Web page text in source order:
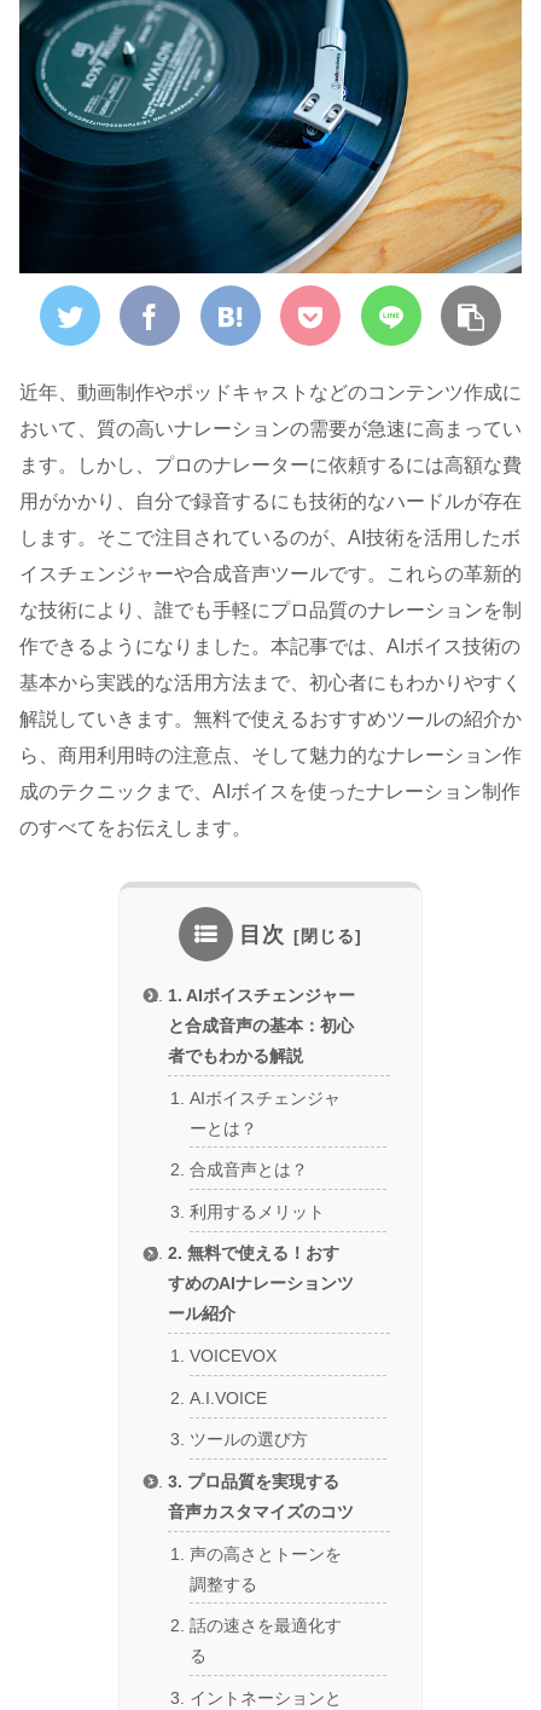
近年、動画制作やポッドキャストなどのコンテンツ作成に
おいて、質の高いナレーションの需要が急速に高まってい
ます。しかし、プロのナレーターに依頼するには高額な費
用がかかり、自分で録音するにも技術的なハードルが存在
します。そこで注目されているのが、AI技術を活用したボ
イスチェンジャーや合成音声ツールです。これらの革新的
な技術により、誰でも手軽にプロ品質のナレーションを制
作できるようになりました。本記事では、AIボイス技術の
基本から実践的な活用方法まで、初心者にもわかりやすく
解説していきます。無料で使えるおすすめツールの紹介か
ら、商用利用時の注意点、そして魅力的なナレーション作
成のテクニックまで、AIボイスを使ったナレーション制作
のすべてをお伝えします。
目次
1. AIボイスチェンジャー
と合成音声の基本：初心
者でもわかる解説
AIボイスチェンジャ
ーとは？
合成音声とは？
利用するメリット
2. 無料で使える！おす
すめのAIナレーションツ
ール紹介
VOICEVOX
A.I.VOICE
ツールの選び方
3. プロ品質を実現する
音声カスタマイズのコツ
声の高さとトーンを
調整する
話の速さを最適化す
る
イントネーションと